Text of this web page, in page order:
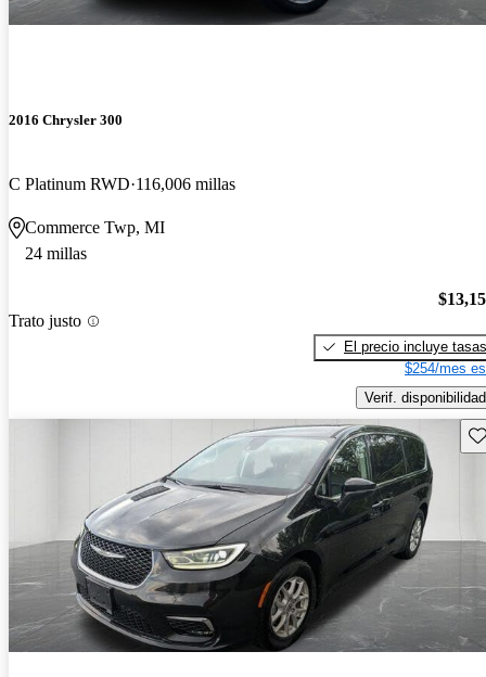
2016 Chrysler 300
C Platinum RWD 116,006 millas
Commerce Twp, MI
24 millas
Trato justo
El precio incluye tasas
$254/mes
Verif. disponibilidad